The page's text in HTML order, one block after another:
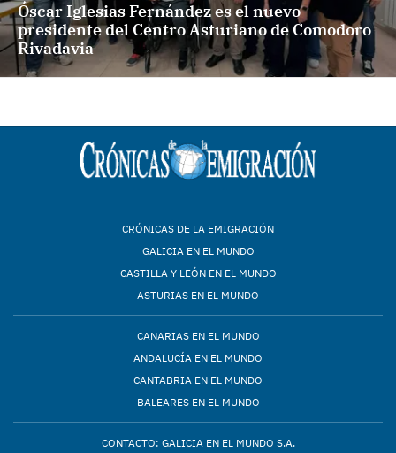
Óscar Iglesias Fernández es el nuevo
presidente del Centro Asturiano de Comodoro
Rivadavia
CRÓNICAS DE LA EMIGRACIÓN
GALICIA EN EL MUNDO
CASTILLA Y LEÓN EN EL MUNDO
ASTURIAS EN EL MUNDO
CANARIAS EN EL MUNDO
ANDALUCÍA EN EL MUNDO
CANTABRIA EN EL MUNDO
BALEARES EN EL MUNDO
CONTACTO: GALICIA EN EL MUNDO S.A.